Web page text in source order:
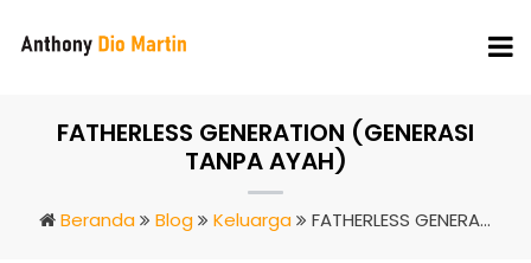
FATHERLESS GENERATION (GENERASI
TANPA AYAH)
Beranda Blog Keluarga FATHERLESS GENERATION (GENERASI TANPA AYAH)